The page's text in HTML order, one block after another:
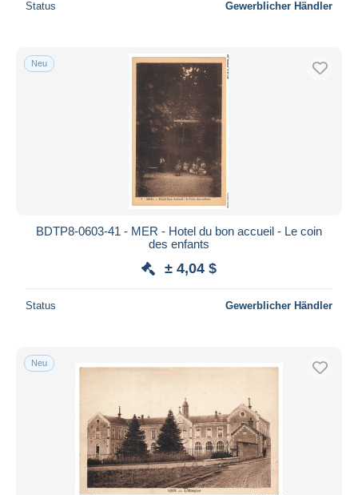
Status Gewerblicher Händler
Neu
BDTP8-0603-41 - MER - Hotel du bon accueil - Le coin
des enfants
± 4,04 $
Status Gewerblicher Händler
Neu